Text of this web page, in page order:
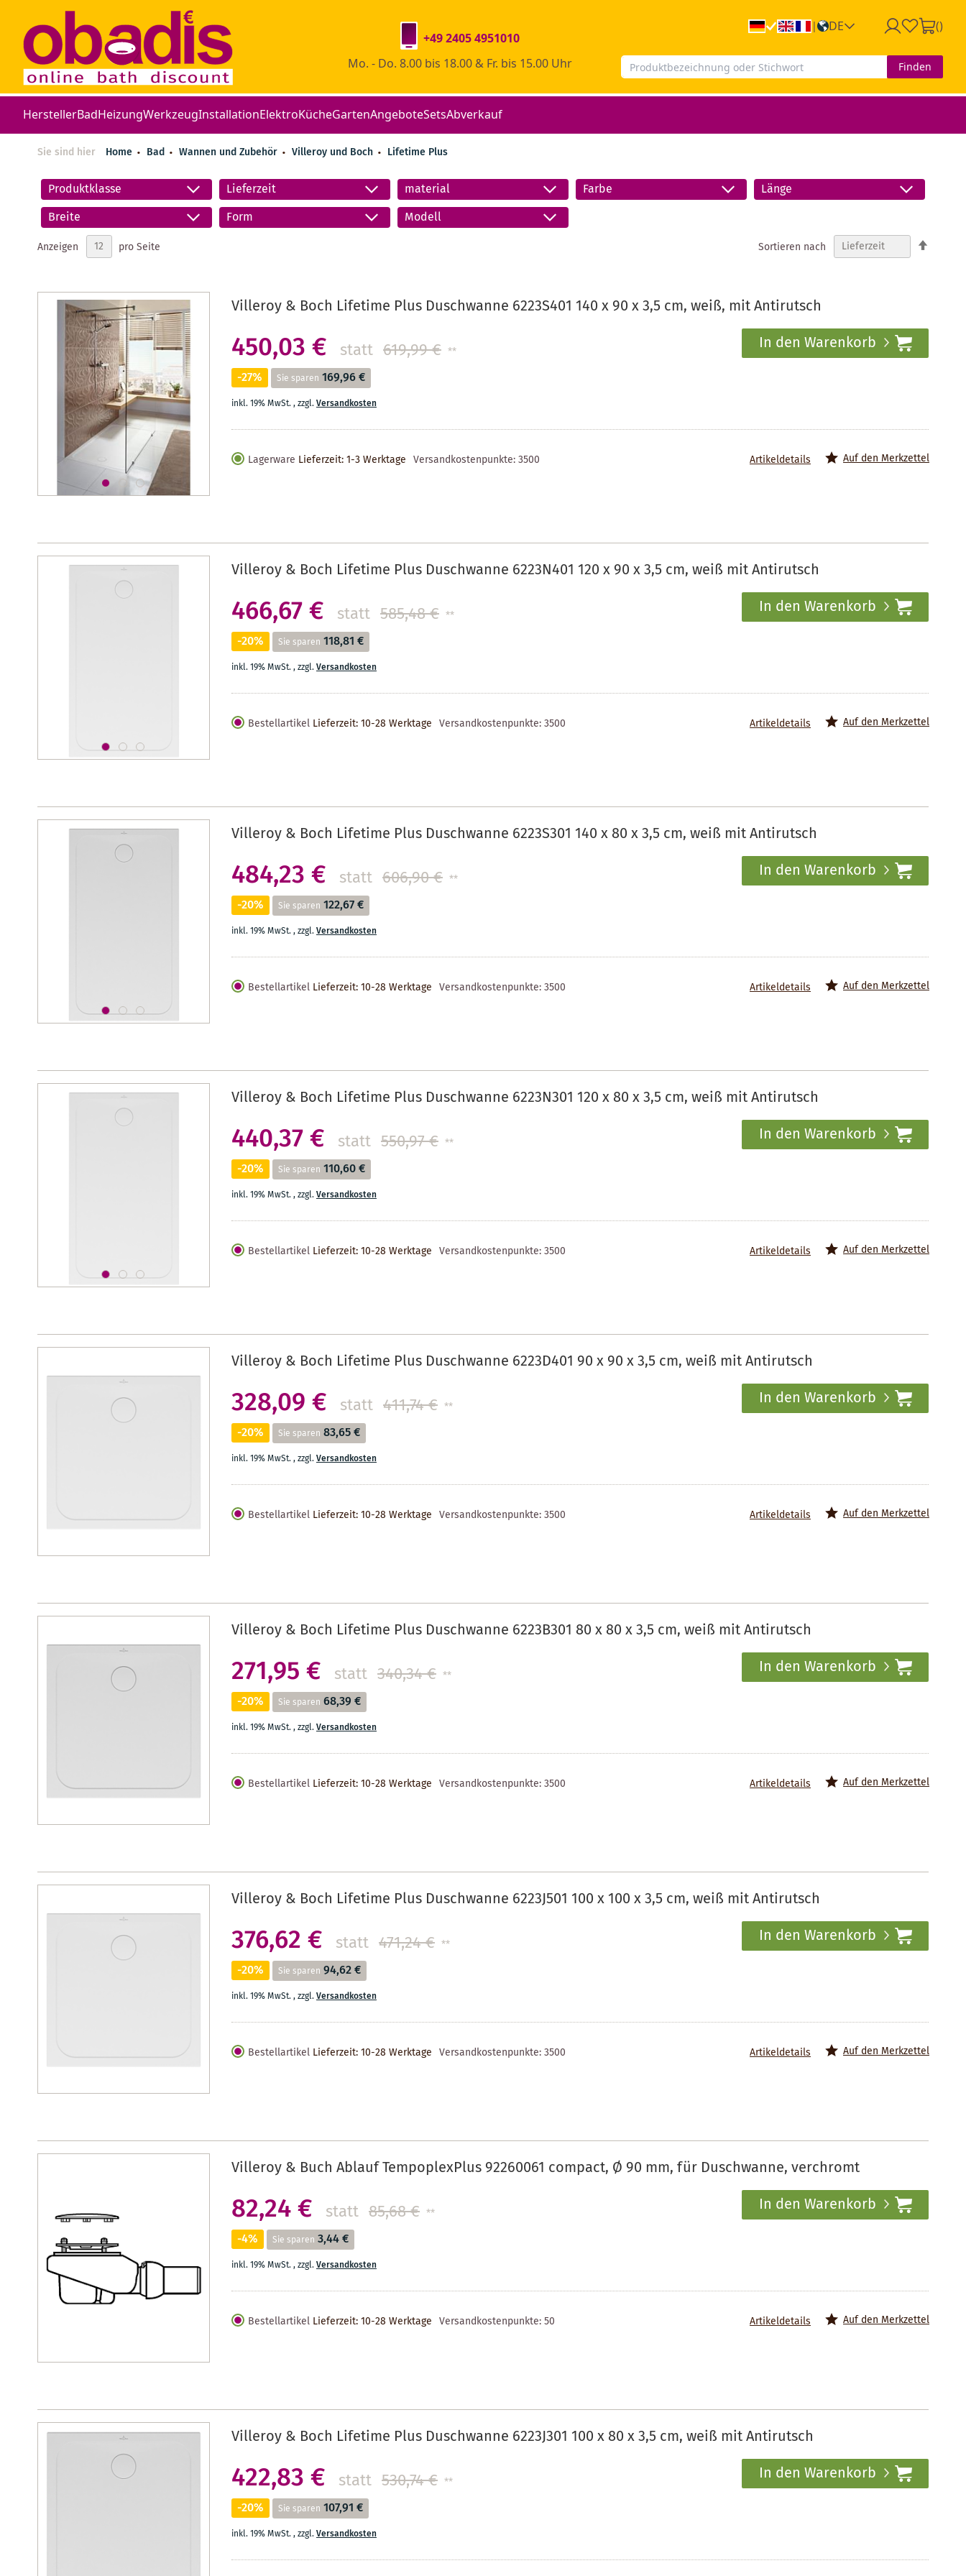
| DE ()
+49 2405 4951010
Mo. - Do. 8.00 bis 18.00 & Fr. bis 15.00 Uhr
Finden
HerstellerBadHeizungWerkzeugInstallationElektroKücheGartenAngeboteSetsAbverkauf
Sie sind hier Home Bad Wannen und Zubehör Villeroy und Boch Lifetime Plus
Produktklasse Lieferzeit material Farbe
Länge
Breite
Form Modell
Anzeigen pro Seite Sortieren nach
Villeroy & Boch Lifetime Plus Duschwanne 6223S401 140 x 90 x 3,5 cm, weiß, mit Antirutsch
450,03 € statt 619,99 € **
-27% Sie sparen 169,96 €
inkl. 19% MwSt.,zzgl.Versandkosten
In den Warenkorb
Lagerware Lieferzeit: 1-3 Werktage Versandkostenpunkte:3500 Auf den Merkzettel
Artikeldetails
Villeroy & Boch Lifetime Plus Duschwanne 6223N401 120 x 90 x 3,5 cm, weiß mit Antirutsch
466,67 € statt 585,48 € **
-20% Sie sparen 118,81 €
inkl. 19% MwSt.,zzgl.Versandkosten
In den Warenkorb
Bestellartikel Lieferzeit: 10-28 Werktage Versandkostenpunkte:3500 Auf den Merkzettel
Artikeldetails
Villeroy & Boch Lifetime Plus Duschwanne 6223S301 140 x 80 x 3,5 cm, weiß mit Antirutsch
484,23 € statt 606,90 € **
-20% Sie sparen 122,67 €
inkl. 19% MwSt.,zzgl.Versandkosten
In den Warenkorb
Bestellartikel Lieferzeit: 10-28 Werktage Versandkostenpunkte:3500 Auf den Merkzettel
Artikeldetails
Villeroy & Boch Lifetime Plus Duschwanne 6223N301 120 x 80 x 3,5 cm, weiß mit Antirutsch
440,37 € statt 550,97 € **
-20% Sie sparen 110,60 €
inkl. 19% MwSt.,zzgl.Versandkosten
In den Warenkorb
Bestellartikel Lieferzeit: 10-28 Werktage Versandkostenpunkte:3500 Auf den Merkzettel
Artikeldetails
Villeroy & Boch Lifetime Plus Duschwanne 6223D401 90 x 90 x 3,5 cm, weiß mit Antirutsch
328,09 € statt 411,74 € **
-20% Sie sparen 83,65 €
inkl. 19% MwSt.,zzgl.Versandkosten
In den Warenkorb
Bestellartikel Lieferzeit: 10-28 Werktage Versandkostenpunkte:3500 Auf den Merkzettel
Artikeldetails
Villeroy & Boch Lifetime Plus Duschwanne 6223B301 80 x 80 x 3,5 cm, weiß mit Antirutsch
271,95 € statt 340,34 € **
-20% Sie sparen 68,39 €
inkl. 19% MwSt.,zzgl.Versandkosten
In den Warenkorb
Bestellartikel Lieferzeit: 10-28 Werktage Versandkostenpunkte:3500 Auf den Merkzettel
Artikeldetails
Villeroy & Boch Lifetime Plus Duschwanne 6223J501 100 x 100 x 3,5 cm, weiß mit Antirutsch
376,62 € statt 471,24 € **
-20% Sie sparen 94,62 €
inkl. 19% MwSt.,zzgl.Versandkosten
In den Warenkorb
Bestellartikel Lieferzeit: 10-28 Werktage Versandkostenpunkte:3500 Auf den Merkzettel
Artikeldetails
Villeroy & Buch Ablauf TempoplexPlus 92260061 compact, Ø 90 mm, für Duschwanne, verchromt
82,24 € statt 85,68 € **
-4% Sie sparen 3,44 €
inkl. 19% MwSt.,zzgl.Versandkosten
In den Warenkorb
Bestellartikel Lieferzeit: 10-28 Werktage Versandkostenpunkte:50 Auf den Merkzettel
Artikeldetails
Villeroy & Boch Lifetime Plus Duschwanne 6223J301 100 x 80 x 3,5 cm, weiß mit Antirutsch
422,83 € statt 530,74 € **
-20% Sie sparen 107,91 €
inkl. 19% MwSt.,zzgl.Versandkosten
In den Warenkorb